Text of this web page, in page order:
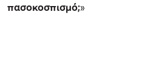
πασοκοσπισμό;»